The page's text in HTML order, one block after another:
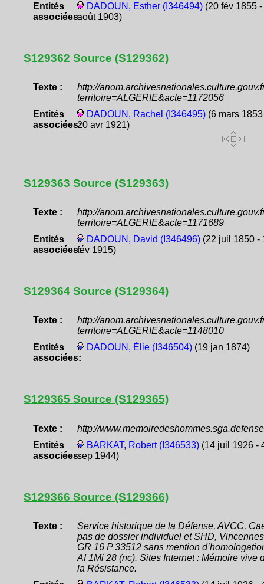
Entités
associées:
DADOUN, Esther (I346494)(20 fév 1855 -
août 1903)
S129362 Source (S129362)
Texte :
http://
territoire=ALGERIE&acte=1172056
Entités
associées:
DADOUN, Rachel (I346495)(6 mars 1853
20 avr 1921)
S129363 Source (S129363)
Texte :
http://
territoire=ALGERIE&acte=1171689
Entités
associées:
DADOUN, David (I346496)(22 juil 1850 -
fév 1915)
S129364 Source (S129364)
Texte :
http://
territoire=ALGERIE&acte=1148010
Entités
associées:
DADOUN, Élie (I346504)(19 jan 1874)
S129365 Source (S129365)
Texte :
http://
Entités
associées:
BARKAT, Robert (I346533)(14 juil 1926 -
sep 1944)
S129366 Source (S129366)
Texte :
Service historique de la Défense, AVCC,
pas de dossier individuel et SHD,
GR 16 P 33512 sans mention
AI 1Mi 28 (nc). Sites Internet : Mémoire vive
la Résistance.